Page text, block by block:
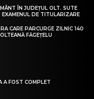
ÎN JUDEȚUL OLT. SUTE
DE TITULARIZARE
CARE PARCURGE ZILNIC 140
FĂGEȚELU
A FOST COMPLET